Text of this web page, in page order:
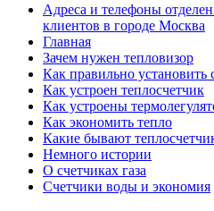
Адреса и телефоны
клиентов в городе Москва
Главная
Зачем нужен тепловизор
Как правильно установить
Как устроен теплосчетчик
Как устроены
Как экономить тепло
Какие бывают
Немного истории
О счетчиках газа
Счетчики воды и экономия